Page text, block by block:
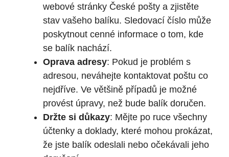
webové stránky České pošty a zjistěte
stav vašeho balíku. Sledovací číslo může
poskytnout cenné informace o tom, kde
se balík nachází.
Oprava adresy: Pokud je problém s
adresou, neváhejte kontaktovat poštu co
nejdříve. Ve většině případů je možné
provést úpravy, než bude balík doručen.
Držte si důkazy: Mějte po ruce všechny
účtenky a doklady, které mohou prokázat,
že jste balík odeslali nebo očekávali jeho